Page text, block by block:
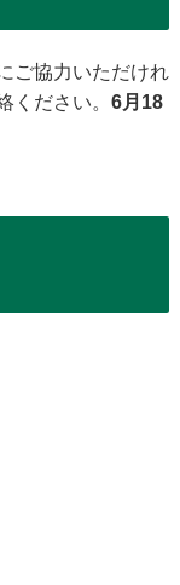
ご協力いただけれ
ください。 6月18